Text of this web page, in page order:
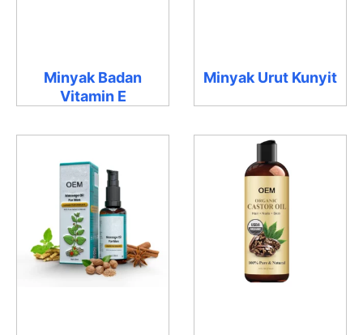
Minyak Badan
Vitamin E
Minyak Urut Kunyit